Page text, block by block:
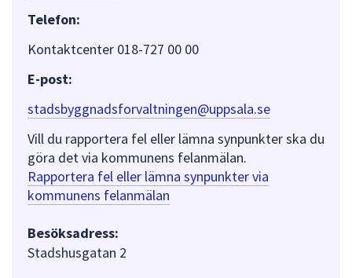
Telefon:
Kontaktcenter 018-727 00 00
E-post:
stadsbyggnadsforvaltningen@uppsala.se
Vill du rapportera fel eller lämna synpunkter ska du
göra det via kommunens felanmälan.
Rapportera fel eller lämna synpunkter via
kommunens felanmälan
Besöksadress:
Stadshusgatan 2